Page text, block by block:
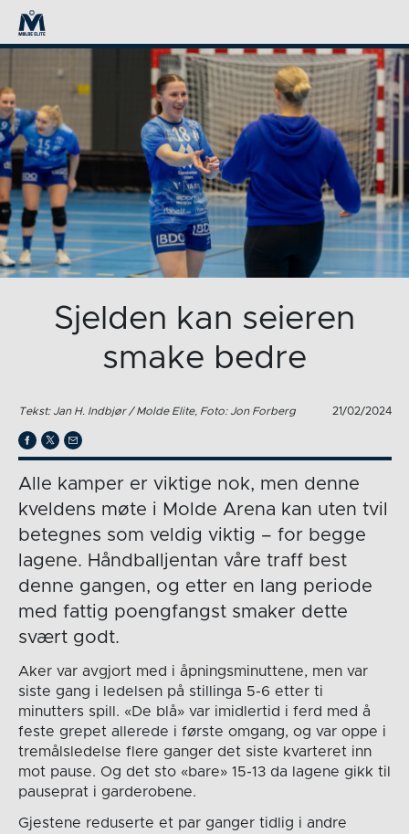
Sjelden kan seieren
smake bedre
Tekst: Jan H. Indbjør / Molde Elite, Foto: Jon Forberg 21/02/2024
Alle kamper er viktige nok, men denne
kveldens møte i Molde Arena kan uten tvil
betegnes som veldig viktig – for begge
lagene. Håndballjentan våre traff best
denne gangen, og etter en lang periode
med fattig poengfangst smaker dette
svært godt.
Aker var avgjort med i åpningsminuttene, men var
siste gang i ledelsen på stillinga 5-6 etter ti
minutters spill. «De blå» var imidlertid i ferd med å
feste grepet allerede i første omgang, og var oppe i
tremålsledelse flere ganger det siste kvarteret inn
mot pause. Og det sto «bare» 15-13 da lagene gikk til
pauseprat i garderobene.
Gjestene reduserte et par ganger tidlig i andre